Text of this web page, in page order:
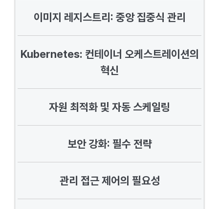
이미지 레지스트리: 중앙 집중식 관리
Kubernetes: 컨테이너 오케스트레이션의
혁신
자원 최적화 및 자동 스케일링
보안 강화: 필수 전략
관리 접근 제어의 필요성